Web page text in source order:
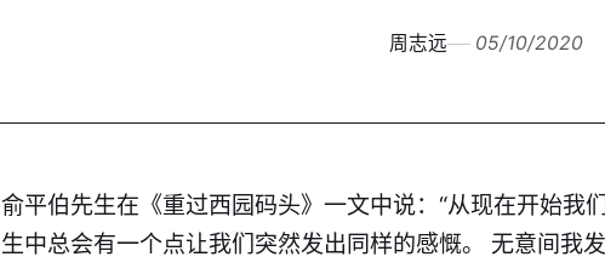
周志远 05/10/2020
俞平伯先生在《重过西园码头》一文中说：“从现在开始我
生中总会有一个点让我们突然发出同样的感慨。 无意间我